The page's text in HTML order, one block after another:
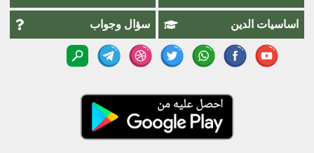
اساسيات الدين سؤال وجواب